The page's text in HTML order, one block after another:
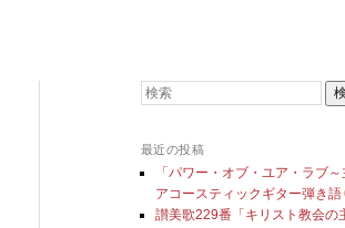
検索
最近の投稿
「パワー・オブ・ユア・ラブ～
アコースティックギター弾き語
讃美歌229番「キリスト教会の